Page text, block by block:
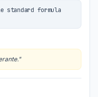
standard formula
"